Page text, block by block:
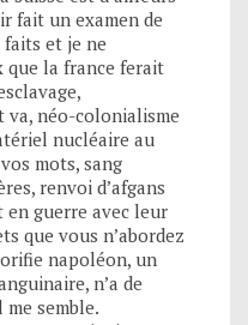
fait un examen de
et je ne
que la france ferait
néo-colonialisme
nucléaire au
mots, sang
renvoi d’afgans
en guerre avec leur
que vous n’abordez
napoléon, un
n’a de
semble.